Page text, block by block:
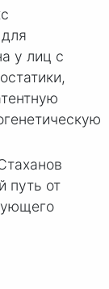
у лиц с
путь от